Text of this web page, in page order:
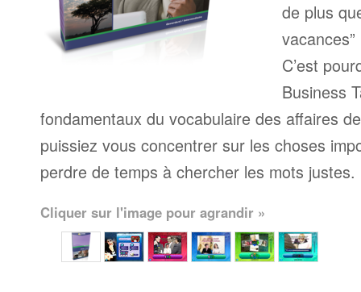
de plus
C’est
Business
fondamentaux du vocabulaire des affaires
puissiez vous concentrer sur les choses
perdre de temps à chercher les mots justes.
Cliquer sur l'image pour agrandir »